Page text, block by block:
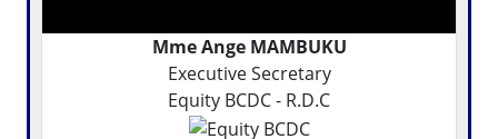
Mme Ange MAMBUKU
Executive Secretary
Equity BCDC - R.D.C